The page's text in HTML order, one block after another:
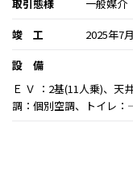
取引態様
一般媒介
竣 工
2025年7月
設 備
Ｅ Ｖ ：2基(11人乗)、
調：個別空調、トイ